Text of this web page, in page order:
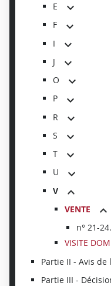
E
F
I
J
O
P
R
S
T
U
V
VENTE
n° 21-
VISITE
Partie II - Avis de
Partie III -